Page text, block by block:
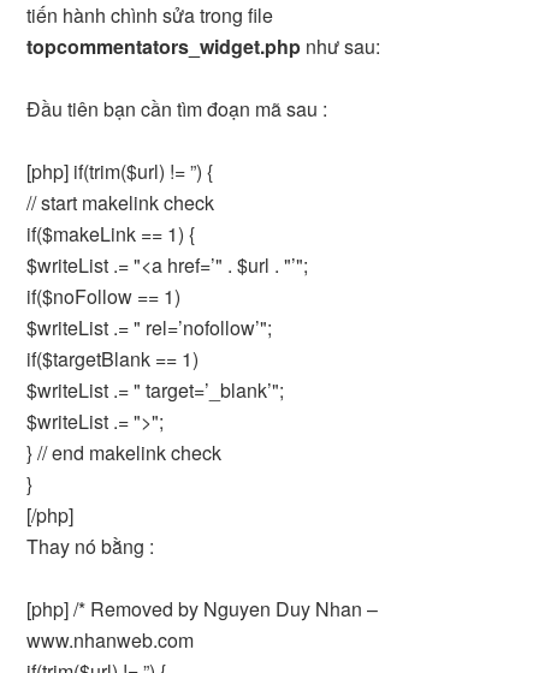
tiến hành chình sửa trong file
topcommentators_widget.php như sau:
Đầu tiên bạn cần tìm đoạn mã sau :
[php] if(trim($url) != ”) {
// start makelink check
if($makeLink == 1) {
$writeList .= "<a href=’" . $url . "’";
if($noFollow == 1)
$writeList .= " rel=’nofollow’";
if($targetBlank == 1)
$writeList .= " target=’_blank’";
$writeList .= ">";
} // end makelink check
}
[/php]
Thay nó bằng :
[php] /* Removed by Nguyen Duy Nhan –
www.nhanweb.com